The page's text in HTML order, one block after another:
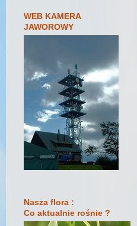
WEB KAMERA
JAWOROWY
Nasza flora :
Co aktualnie rośnie ?